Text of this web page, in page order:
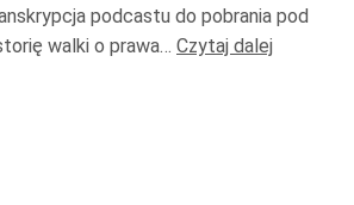
podcastu do pobrania pod
walki o prawa… Czytaj dalej